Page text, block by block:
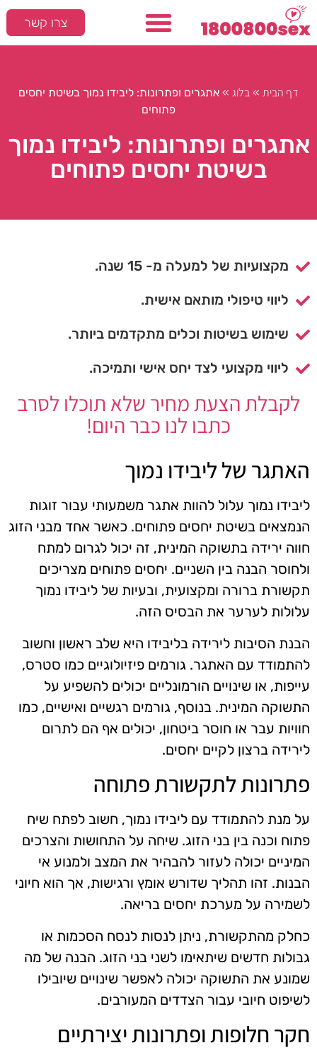
צרו קשר
דף הבית » בלוג » אתגרים ופתרונות: ליבידו נמוך בשיטת יחסים
פתוחים
אתגרים ופתרונות: ליבידו נמוך
בשיטת יחסים פתוחים
מקצועיות של למעלה מ- 15 שנה.
ליווי טיפולי מותאם אישית.
שימוש בשיטות וכלים מתקדמים ביותר.
ליווי מקצועי לצד יחס אישי ותמיכה.
לקבלת הצעת מחיר שלא תוכלו לסרב
כתבו לנו כבר היום!
האתגר של ליבידו נמוך
ליבידו נמוך עלול להוות אתגר משמעותי עבור זוגות
הנמצאים בשיטת יחסים פתוחים. כאשר אחד מבני הזוג
חווה ירידה בתשוקה המינית, זה יכול לגרום למתח
ולחוסר הבנה בין השניים. יחסים פתוחים מצריכים
תקשורת ברורה ומקצועית, ובעיות של ליבידו נמוך
עלולות לערער את הבסיס הזה.
הבנת הסיבות לירידה בליבידו היא שלב ראשון וחשוב
להתמודד עם האתגר. גורמים פיזיולוגיים כמו סטרס,
עייפות, או שינויים הורמונליים יכולים להשפיע על
התשוקה המינית. בנוסף, גורמים רגשיים ואישיים, כמו
חוויות עבר או חוסר ביטחון, יכולים אף הם לתרום
לירידה ברצון לקיים יחסים.
פתרונות לתקשורת פתוחה
על מנת להתמודד עם ליבידו נמוך, חשוב לפתח שיח
פתוח וכנה בין בני הזוג. שיחה על התחושות והצרכים
המיניים יכולה לעזור להבהיר את המצב ולמנוע אי
הבנות. זהו תהליך שדורש אומץ ורגישות, אך הוא חיוני
לשמירה על מערכת יחסים בריאה.
כחלק מהתקשורת, ניתן לנסות לנסח הסכמות או
גבולות חדשים שיתאימו לשני בני הזוג. הבנה של מה
שמונע את התשוקה יכולה לאפשר שינויים שיובילו
לשיפוט חיובי עבור הצדדים המעורבים.
חקר חלופות ופתרונות יצירתיים